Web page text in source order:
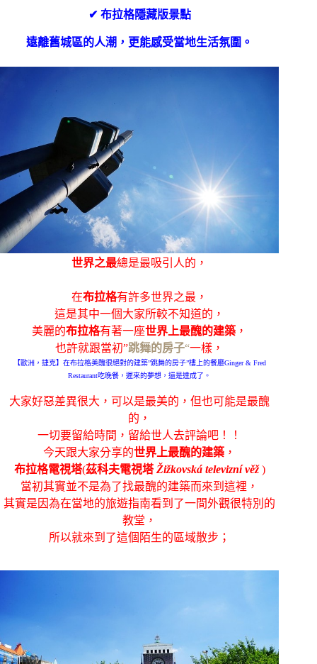
✔ 布拉格隱藏版景點
遠離舊城區的人潮，更能感受當地生活氛圍。
世界之最總是最吸引人的，
在布拉格有許多世界之最，
這是其中一個大家所較不知道的，
美麗的布拉格有著一座世界上最醜的建築 ，
也許就跟當初”跳舞的房子“一樣，
【歐洲，捷克】在布拉格美醜很絕對的建築”跳舞的房子”樓上的餐廳Ginger & Fred
Restaurant吃晚餐，遲來的夢想，還是達成了。
大家好惡差異很大，可以是最美的，但也可能是最醜
的，
一切要留給時間，留給世人去評論吧！！
今天跟大家分享的世界上最醜的建築 ，
布拉格電視塔(茲科夫電視塔 Žižkovská televizní věž)
當初其實並不是為了找最醜的建築而來到這裡，
其實是因為在當地的旅遊指南看到了一間外觀很特別的
教堂，
所以就來到了這個陌生的區域散步；